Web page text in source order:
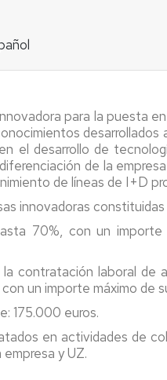
Empresa
tu
demanda
para la puesta
el desarrollo de
de la
de líneas de I+D
innovadoras
70%, con un
contratación laboral de
un importe máximo
175.000 euros.
en actividades de
y UZ.